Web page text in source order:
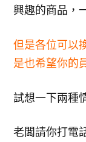
興趣的商品，
但是各位可以
是也希望你的
試想一下兩種
老闆請你打電